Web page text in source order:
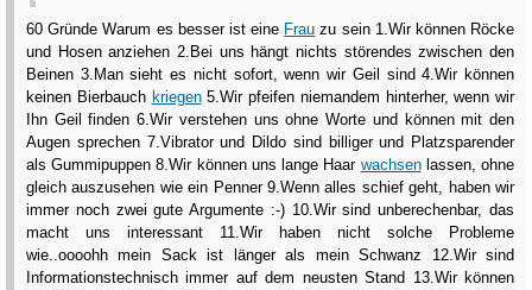
60 Gründe Warum es besser ist eine Frau zu sein 1.Wir können Röcke
und Hosen anziehen 2.Bei uns hängt nichts störendes zwischen den
Beinen 3.Man sieht es nicht sofort, wenn wir Geil sind 4.Wir können
keinen Bierbauch kriegen5.Wir pfeifen niemandem hinterher, wenn wir
Ihn Geil finden 6.Wir verstehen uns ohne Worte und können mit den
Augen sprechen 7.Vibrator und Dildo sind billiger und Platzsparender
als Gummipuppen 8.Wir können uns lange Haar wachsenlassen, ohne
gleich auszusehen wie ein Penner 9.Wenn alles schief geht, haben wir
immer noch zwei gute Argumente :-) 10.Wir sind unberechenbar, das
macht uns interessant 11.Wir haben nicht solche Probleme
wie..oooohh mein Sack ist länger als mein Schwanz 12.Wir sind
Informationstechnisch immer auf dem neusten Stand 13.Wir können